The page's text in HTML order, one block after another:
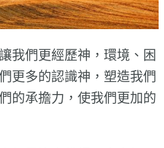
我們更經歷神，環境、困
更多的認識神，塑造我們
的承擔力，使我們更加的